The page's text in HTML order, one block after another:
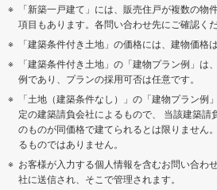
「新築一戸建て」には、販売住戸が複数の物
項目もあります。各問い合わせ先にご確認くだ
「建築条件付き土地」の価格には、建物価格
「建築条件付き土地」の「建物プラン例」は
例であり、プランの採用可否は任意です。
「土地（建築条件なし）」の「建物プラン例
定の建築請負会社によるもので、 当該建築請
のものが同価格で建てられるとは限りません
るものではありません。
お客様が入力する個人情報を含むお問い合わ
社に送信され、そこで管理されます。